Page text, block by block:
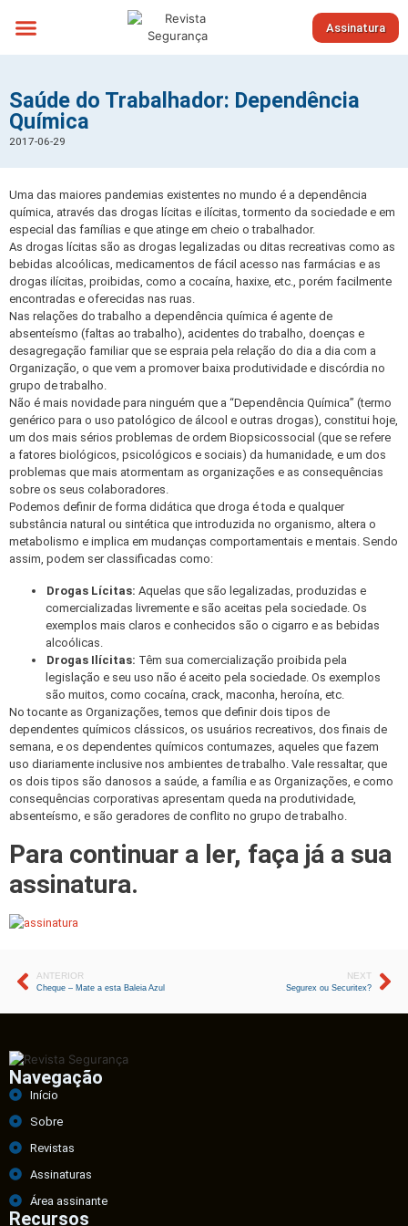
Assinatura
Saúde do Trabalhador: Dependência
Química
2017-06-29
Uma das maiores pandemias existentes no mundo é a dependência
química, através das drogas lícitas e ilícitas, tormento da sociedade e em
especial das famílias e que atinge em cheio o trabalhador.
As drogas lícitas são as drogas legalizadas ou ditas recreativas como as
bebidas alcoólicas, medicamentos de fácil acesso nas farmácias e as
drogas ilícitas, proibidas, como a cocaína, haxixe, etc., porém facilmente
encontradas e oferecidas nas ruas.
Nas relações do trabalho a dependência química é agente de
absenteísmo (faltas ao trabalho), acidentes do trabalho, doenças e
desagregação familiar que se espraia pela relação do dia a dia com a
Organização, o que vem a promover baixa produtividade e discórdia no
grupo de trabalho.
Não é mais novidade para ninguém que a “Dependência Química” (termo
genérico para o uso patológico de álcool e outras drogas), constitui hoje,
um dos mais sérios problemas de ordem Biopsicossocial (que se refere
a fatores biológicos, psicológicos e sociais) da humanidade, e um dos
problemas que mais atormentam as organizações e as consequências
sobre os seus colaboradores.
Podemos definir de forma didática que droga é toda e qualquer
substância natural ou sintética que introduzida no organismo, altera o
metabolismo e implica em mudanças comportamentais e mentais. Sendo
assim, podem ser classificadas como:
Drogas Lícitas: Aquelas que são legalizadas, produzidas e
comercializadas livremente e são aceitas pela sociedade. Os
exemplos mais claros e conhecidos são o cigarro e as bebidas
alcoólicas.
Drogas Ilícitas: Têm sua comercialização proibida pela
legislação e seu uso não é aceito pela sociedade. Os exemplos
são muitos, como cocaína, crack, maconha, heroína, etc.
No tocante as Organizações, temos que definir dois tipos de
dependentes químicos clássicos, os usuários recreativos, dos finais de
semana, e os dependentes químicos contumazes, aqueles que fazem
uso diariamente inclusive nos ambientes de trabalho. Vale ressaltar, que
os dois tipos são danosos a saúde, a família e as Organizações, e como
consequências corporativas apresentam queda na produtividade,
absenteísmo, e são geradores de conflito no grupo de trabalho.
Para continuar a ler, faça já a sua
assinatura.
ANTERIOR
Cheque – Mate a esta Baleia Azul
NEXT
Segurex ou Securitex?
Navegação
Início
Sobre
Revistas
Assinaturas
Área assinante
Recursos